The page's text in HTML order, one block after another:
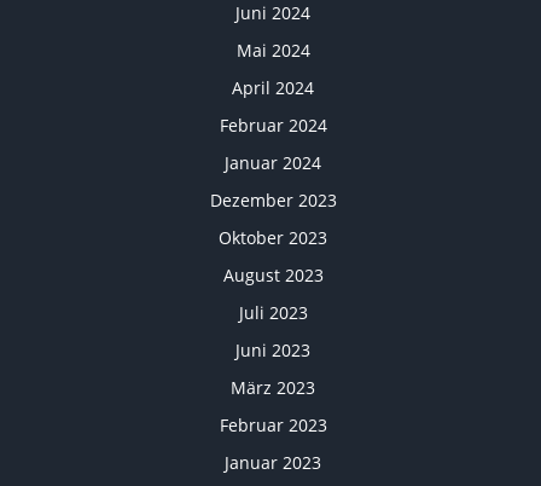
Juni 2024
Mai 2024
April 2024
Februar 2024
Januar 2024
Dezember 2023
Oktober 2023
August 2023
Juli 2023
Juni 2023
März 2023
Februar 2023
Januar 2023